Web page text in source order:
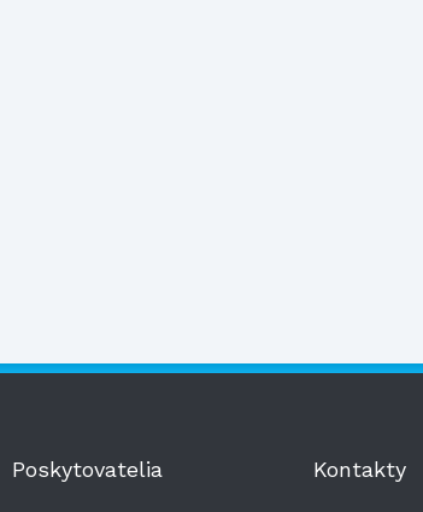
Poskytovatelia Kontakty